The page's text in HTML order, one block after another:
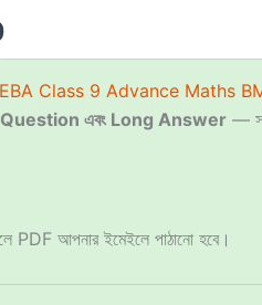
is:
Class 9 Advance Maths
এবং Long Answer —
PDF আপনার ইমেইলে পাঠানো হবে।